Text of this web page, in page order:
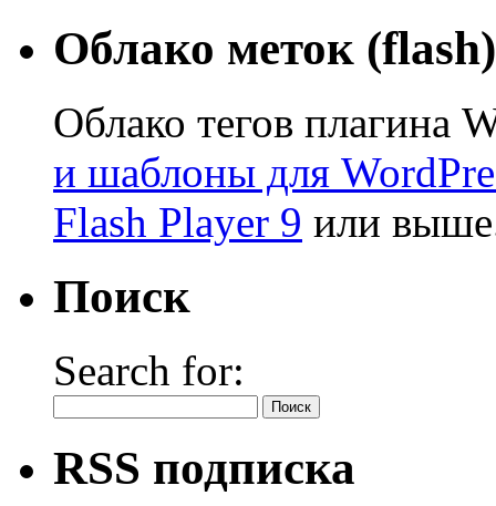
Облако меток (flash)
Облако тегов плагина
и шаблоны для
Flash Player 9 или
Поиск
Search for:
RSS подписка